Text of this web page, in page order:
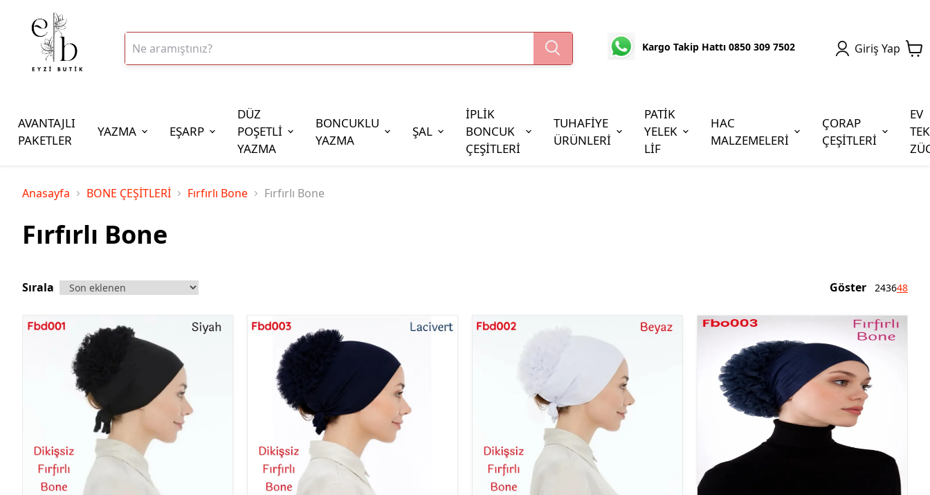
Kargo Takip Hattı 0850 309 7502 Giriş Yap
AVANTAJLI
PAKETLER
YAZMA EŞARP
DÜZ
POŞETLİ
YAZMA
BONCUKLU
YAZMA
ŞAL
İPLİK
BONCUK
ÇEŞİTLERİ
İplik Çeşitleri
20gr Reyyan Polyester İp
100gr Altınbaşak Polyester İp
TUHAFİYE
ÜRÜNLERİ
PATİK
YELEK
LİF
HAC
MALZEMELERİ
ÇORAP
ÇEŞİTLERİ
EV
Anasayfa BONE ÇEŞİTLERİ Fırfırlı Bone Fırfırlı Bone
Fırfırlı Bone
Sırala Göster 243648